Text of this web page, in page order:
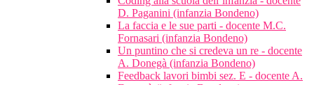
D. Paganini (infanzia Bondeno)
La faccia e le sue parti - docente M.C.
Fornasari (infanzia Bondeno)
Un puntino che si credeva un re - docente
A. Donegà (infanzia Bondeno)
Feedback lavori bimbi sez. E - docente A.